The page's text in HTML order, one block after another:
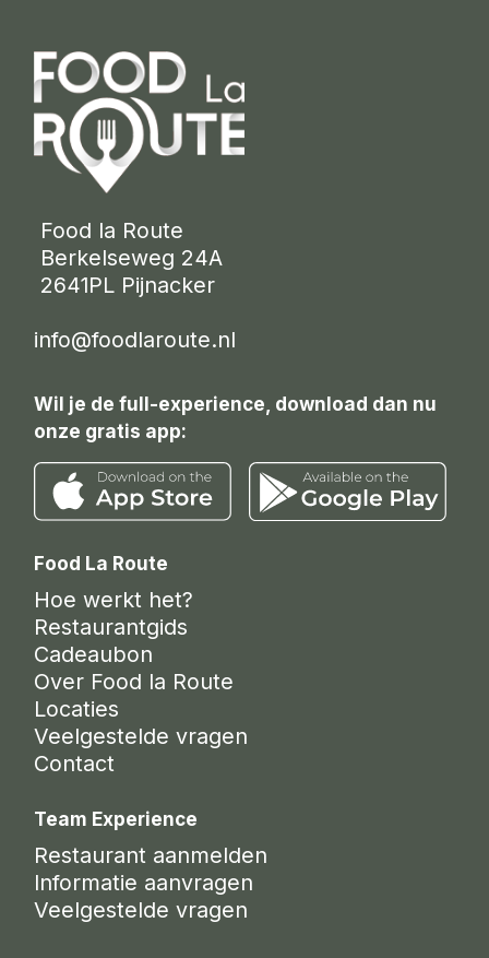
Food la Route
Berkelseweg 24A
2641PL Pijnacker
info@foodlaroute.nl
Wil je de full-experience, download dan nu
onze gratis app:
Food La Route
Hoe werkt het?
Restaurantgids
Cadeaubon
Over Food la Route
Locaties
Veelgestelde vragen
Contact
Team Experience
Restaurant aanmelden
Informatie aanvragen
Veelgestelde vragen